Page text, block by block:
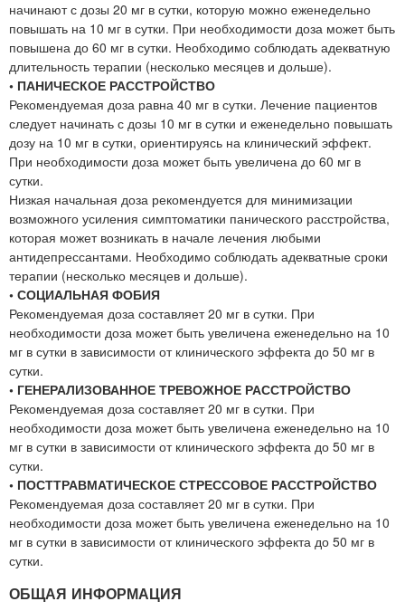
начинают с дозы 20 мг в сутки, которую можно еженедельно
повышать на 10 мг в сутки. При необходимости доза может быть
повышена до 60 мг в сутки. Необходимо соблюдать адекватную
длительность терапии (несколько месяцев и дольше).
• ПАНИЧЕСКОЕ РАССТРОЙСТВО
Рекомендуемая доза равна 40 мг в сутки. Лечение пациентов
следует начинать с дозы 10 мг в сутки и еженедельно повышать
дозу на 10 мг в сутки, ориентируясь на клинический эффект.
При необходимости доза может быть увеличена до 60 мг в
сутки.
Низкая начальная доза рекомендуется для минимизации
возможного усиления симптоматики панического расстройства,
которая может возникать в начале лечения любыми
антидепрессантами. Необходимо соблюдать адекватные сроки
терапии (несколько месяцев и дольше).
• СОЦИАЛЬНАЯ ФОБИЯ
Рекомендуемая доза составляет 20 мг в сутки. При
необходимости доза может быть увеличена еженедельно на 10
мг в сутки в зависимости от клинического эффекта до 50 мг в
сутки.
• ГЕНЕРАЛИЗОВАННОЕ ТРЕВОЖНОЕ РАССТРОЙСТВО
Рекомендуемая доза составляет 20 мг в сутки. При
необходимости доза может быть увеличена еженедельно на 10
мг в сутки в зависимости от клинического эффекта до 50 мг в
сутки.
• ПОСТТРАВМАТИЧЕСКОЕ СТРЕССОВОЕ РАССТРОЙСТВО
Рекомендуемая доза составляет 20 мг в сутки. При
необходимости доза может быть увеличена еженедельно на 10
мг в сутки в зависимости от клинического эффекта до 50 мг в
сутки.
ОБЩАЯ ИНФОРМАЦИЯ